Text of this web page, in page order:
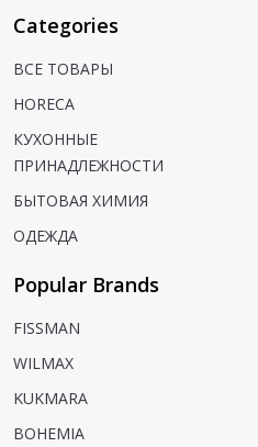
Categories
ВСЕ ТОВАРЫ
HORECA
КУХОННЫЕ
ПРИНАДЛЕЖНОСТИ
БЫТОВАЯ ХИМИЯ
ОДЕЖДА
Popular Brands
FISSMAN
WILMAX
KUKMARA
BOHEMIA